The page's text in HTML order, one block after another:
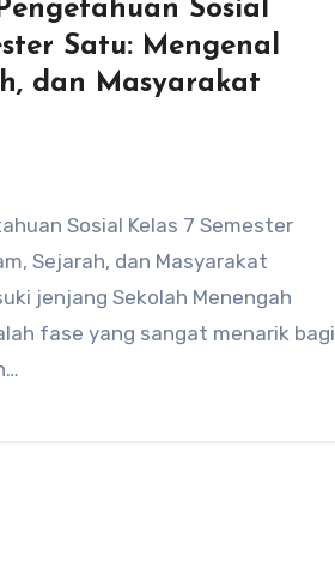
Sosial
Satu: Mengenal
dan Masyarakat
Sosial Kelas 7 Semester
Sejarah, dan Masyarakat
jenjang Sekolah Menengah
fase yang sangat menarik bagi